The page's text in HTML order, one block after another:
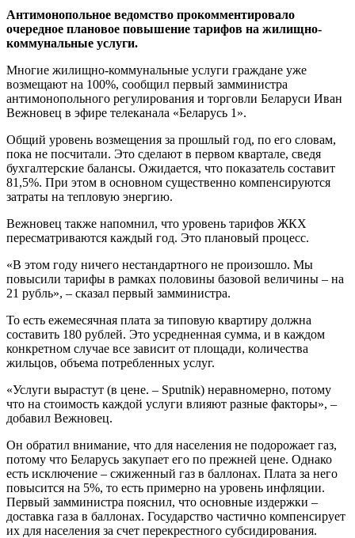
Антимонопольное ведомство прокомментировало
очередное плановое повышение тарифов на жилищно-
коммунальные услуги.
Многие жилищно-коммунальные услуги граждане уже
возмещают на 100%, сообщил первый замминистра
антимонопольного регулирования и торговли Беларуси Иван
Вежновец в эфире телеканала «Беларусь 1».
Общий уровень возмещения за прошлый год, по его словам,
пока не посчитали. Это сделают в первом квартале, сведя
бухгалтерские балансы. Ожидается, что показатель составит
81,5%. При этом в основном существенно компенсируются
затраты на тепловую энергию.
Вежновец также напомнил, что уровень тарифов ЖКХ
пересматриваются каждый год. Это плановый процесс.
«В этом году ничего нестандартного не произошло. Мы
повысили тарифы в рамках половины базовой величины – на
21 рубль», – сказал первый замминистра.
То есть ежемесячная плата за типовую квартиру должна
составить 180 рублей. Это усредненная сумма, и в каждом
конкретном случае все зависит от площади, количества
жильцов, объема потребленных услуг.
«Услуги вырастут (в цене. – Sputnik) неравномерно, потому
что на стоимость каждой услуги влияют разные факторы», –
добавил Вежновец.
Он обратил внимание, что для населения не подорожает газ,
потому что Беларусь закупает его по прежней цене. Однако
есть исключение – сжиженный газ в баллонах. Плата за него
повысится на 5%, то есть примерно на уровень инфляции.
Первый замминистра пояснил, что основные издержки –
доставка газа в баллонах. Государство частично компенсирует
их для населения за счет перекрестного субсидирования.